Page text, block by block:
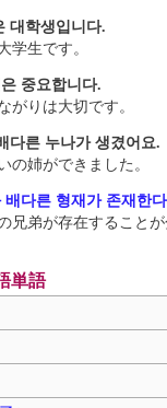
대학생입니다.
学生です。
중요합니다.
がりは大切です。
다른 누나가 생겼어요.
の姉ができました。
배다른 형재가 존재한
兄弟が存在することが
単語